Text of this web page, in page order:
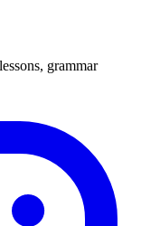
grammar